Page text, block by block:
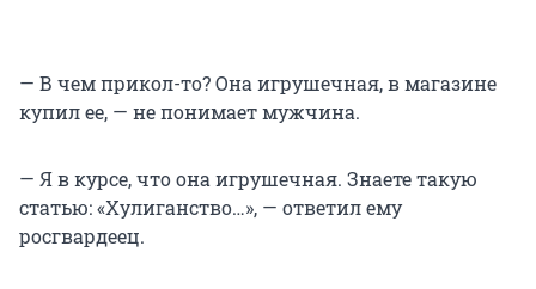
— В чем прикол-то? Она игрушечная, в магазине
купил ее, — не понимает мужчина.
— Я в курсе, что она игрушечная. Знаете такую
статью: «Хулиганство…», — ответил ему
росгвардеец.